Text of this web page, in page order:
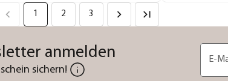
1 2 3
anmelden
sichern!
E-